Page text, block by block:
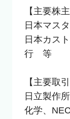
【主要株主
日本マス
日本カス
行　等
【主要取引
日立製作
化学、